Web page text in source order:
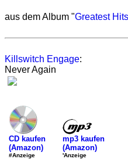
aus dem Album "Greatest
Killswitch Engage:
Never Again
CD kaufen
(Amazon)
#Anzeige
mp3 kaufen
(Amazon)
'Anzeige